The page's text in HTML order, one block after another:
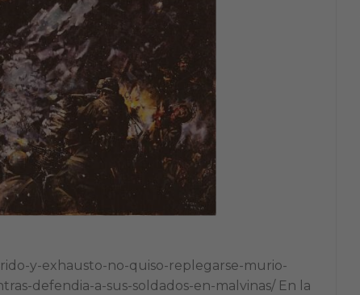
y-exhausto-no-quiso-replegarse-murio-
defendia-a-sus-soldados-en-malvinas/ En la